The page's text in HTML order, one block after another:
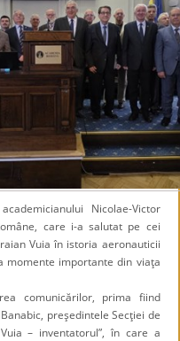
Nicolae-Victor
care i-a salutat pe cei
Vuia în istoria aeronauticii
momente importante din viaţa
comunicărilor, prima fiind
preşedintele Secţiei de
– inventatorul”, în care a